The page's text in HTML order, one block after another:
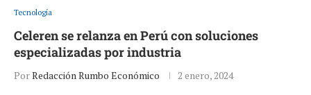
Tecnología
Celeren se relanza en Perú con soluciones
especializadas por industria
PorRedacción Rumbo Económico 2 enero, 2024